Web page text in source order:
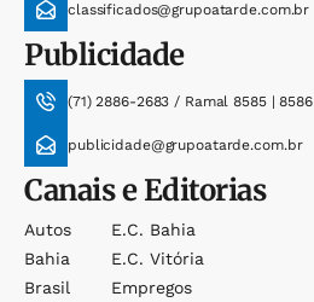
classificados@grupoatarde.com.br
Publicidade
(71) 2886-2683 / Ramal 8585 | 8586
publicidade@grupoatarde.com.br
Canais e Editorias
Autos
Bahia
Brasil
E.c. Bahia
E.c. Vitória
Empregos